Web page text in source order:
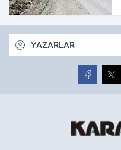
YAZARLAR